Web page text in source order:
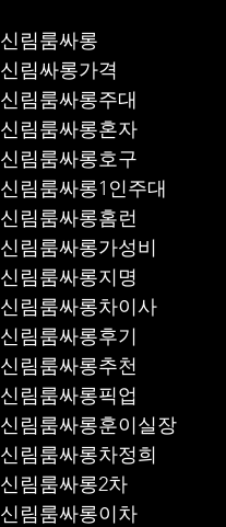
신림룸싸롱
신림싸롱가격
신림룸싸롱주대
신림룸싸롱혼자
신림룸싸롱호구
신림룸싸롱1인주대
신림룸싸롱홈런
신림룸싸롱가성비
신림룸싸롱지명
신림룸싸롱차이사
신림룸싸롱후기
신림룸싸롱추천
신림룸싸롱훈이실장
신림룸싸롱차정희
신림룸싸롱2차
신림룸싸롱이차